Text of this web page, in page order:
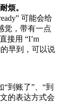
烦。
可能会给
觉，带有一点
接用 “I’m
早到，可以说
到账了”、“到
的表达方式会